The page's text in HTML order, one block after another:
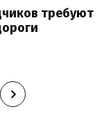
требуют